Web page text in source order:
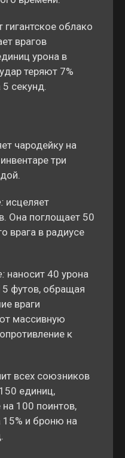
облако
врагов
урона в
теряют 7%
5 секунд.
чародейку на
три
исцеляет
Она поглощает 50
врага в радиусе
наносит 40 урона
футов, обращая
враги
массивную
к
всех союзников
единиц,
100 поинтов,
15% и броню на